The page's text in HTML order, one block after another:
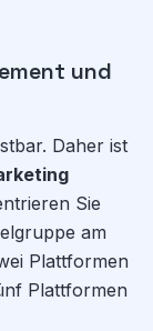
und
Daher ist
Sie
am
Plattformen
Plattformen